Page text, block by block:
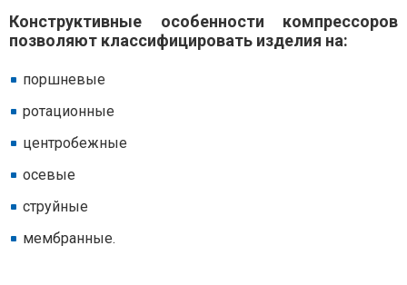
Конструктивные особенности компрессоров
позволяют классифицировать изделия на:
поршневые
ротационные
центробежные
осевые
струйные
мембранные.